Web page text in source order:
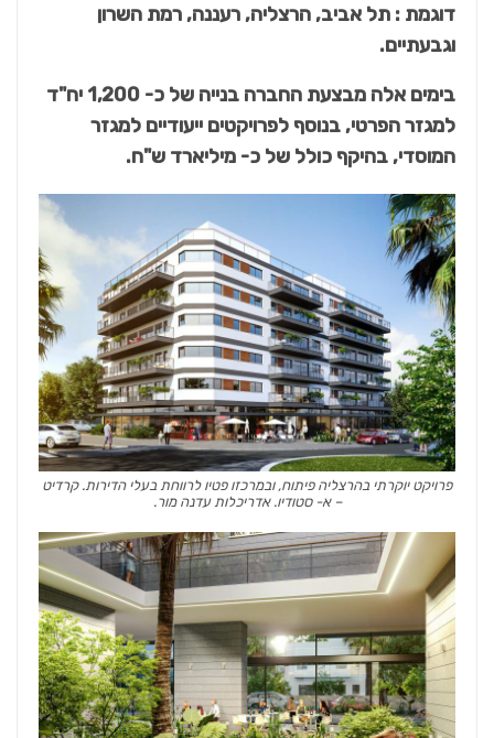
דוגמת : תל אביב, הרצליה, רעננה, רמת השרון
וגבעתיים.
בימים אלה מבצעת החברה בנייה של כ- 1,200 יח"ד
למגזר הפרטי, בנוסף לפרויקטים ייעודיים למגזר
המוסדי, בהיקף כולל של כ- מיליארד ש"ח.
פרויקט יוקרתי בהרצליה פיתוח, ובמרכזו פטיו לרווחת בעלי הדירות. קרדיט
– א- סטודיו. אדריכלות עדנה מור.